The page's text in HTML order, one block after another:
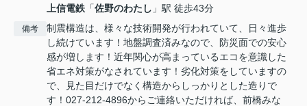
上信電鉄 「佐野のわたし 」駅 徒歩43分
備考
制震構造は、様々な技術開発が行われていて、日々進歩
し続けています！地盤調査済みなので、防災面での安心
感が増します！近年関心が高まっているエコを意識した
省エネ対策がなされています！劣化対策をしていますの
で、見た目だけでなく構造からしっかりとした造りで
す！027-212-4896からご連絡いただければ、前橋みな